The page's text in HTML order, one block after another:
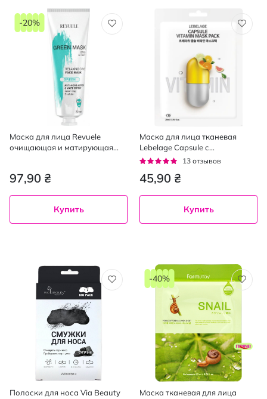
Маска для лица Revuele
очищающая и матирующая
97,90 ₴
-20%
Купить
Маска для лица тканевая
Lebelage Capsule с
витаминами 28 мл
Рейтинг:
13 отзывов
45,90 ₴
Купить
Полоски для носа Via Beauty
Маска тканевая для лица
-40%